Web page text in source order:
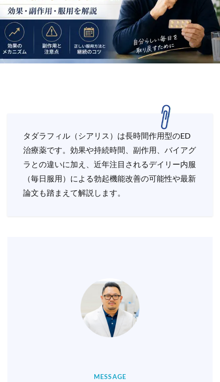
タダラフィル（シアリス）は長時間作用型のED
治療薬です。効果や持続時間、副作用、バイアグ
ラとの違いに加え、近年注目されるデイリー内服
（毎日服用）による勃起機能改善の可能性や最新
論文も踏まえて解説します。
MESSAGE